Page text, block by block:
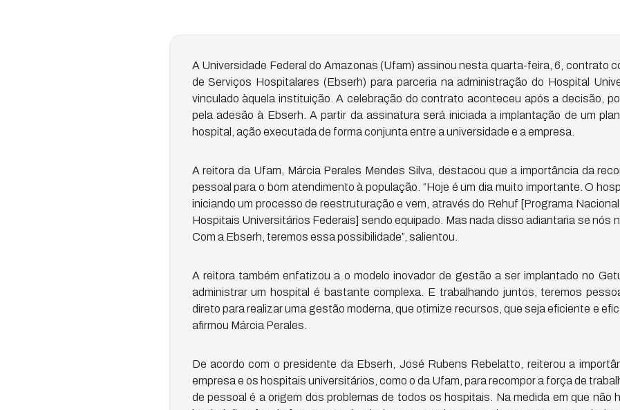
A Universidade Federal do Amazonas (Ufam) assinou nesta quarta-feira, 6, contrato
de Serviços Hospitalares (Ebserh) para parceria na administração do Hospital
vinculado àquela instituição. A celebração do contrato aconteceu após a decisão,
pela adesão à Ebserh. A partir da assinatura será iniciada a implantação de um
hospital, ação executada de forma conjunta entre a universidade e a empresa.
A reitora da Ufam, Márcia Perales Mendes Silva, destacou que a importância da
pessoal para o bom atendimento à população. “Hoje é um dia muito importante. O
iniciando um processo de reestruturação e vem, através do Rehuf [Programa
Hospitais Universitários Federais] sendo equipado. Mas nada disso adiantaria se nós
Com a Ebserh, teremos essa possibilidade”, salientou.
A reitora também enfatizou a o modelo inovador de gestão a ser implantado no
administrar um hospital é bastante complexa. E trabalhando juntos, teremos
direto para realizar uma gestão moderna, que otimize recursos, que seja eficiente e
afirmou Márcia Perales.
De acordo com o presidente da Ebserh, José Rubens Rebelatto, reiterou a
empresa e os hospitais universitários, como o da Ufam, para recompor a força de
de pessoal é a origem dos problemas de todos os hospitais. Na medida em que não